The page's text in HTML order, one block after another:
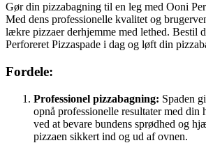
Gør din pizzabagning til en leg med Ooni
Med dens professionelle kvalitet og
lækre pizzaer derhjemme med lethed. Bestil
Perforeret Pizzaspade i dag og løft din
Fordele:
Professionel pizzabagning: Spaden
opnå professionelle resultater med din
ved at bevare bundens sprødhed og
pizzaen sikkert ind og ud af ovnen.